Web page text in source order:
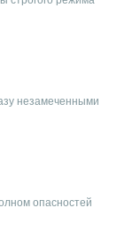
незамеченными
опасностей